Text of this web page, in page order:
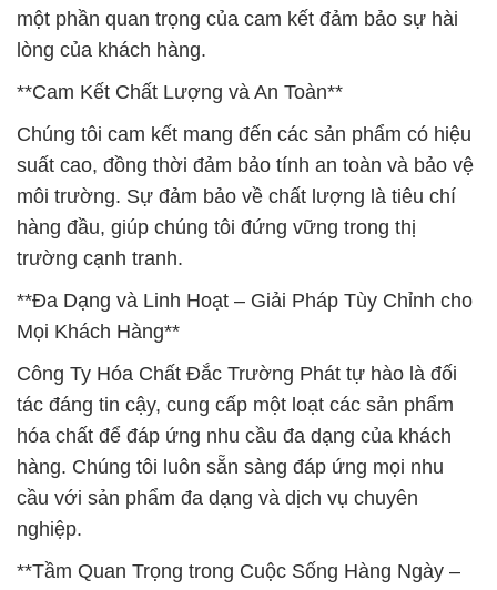
một phần quan trọng của cam kết đảm bảo sự hài
lòng của khách hàng.
**Cam Kết Chất Lượng và An Toàn**
Chúng tôi cam kết mang đến các sản phẩm có hiệu
suất cao, đồng thời đảm bảo tính an toàn và bảo vệ
môi trường. Sự đảm bảo về chất lượng là tiêu chí
hàng đầu, giúp chúng tôi đứng vững trong thị
trường cạnh tranh.
**Đa Dạng và Linh Hoạt – Giải Pháp Tùy Chỉnh cho
Mọi Khách Hàng**
Công Ty Hóa Chất Đắc Trường Phát tự hào là đối
tác đáng tin cậy, cung cấp một loạt các sản phẩm
hóa chất để đáp ứng nhu cầu đa dạng của khách
hàng. Chúng tôi luôn sẵn sàng đáp ứng mọi nhu
cầu với sản phẩm đa dạng và dịch vụ chuyên
nghiệp.
**Tầm Quan Trọng trong Cuộc Sống Hàng Ngày –